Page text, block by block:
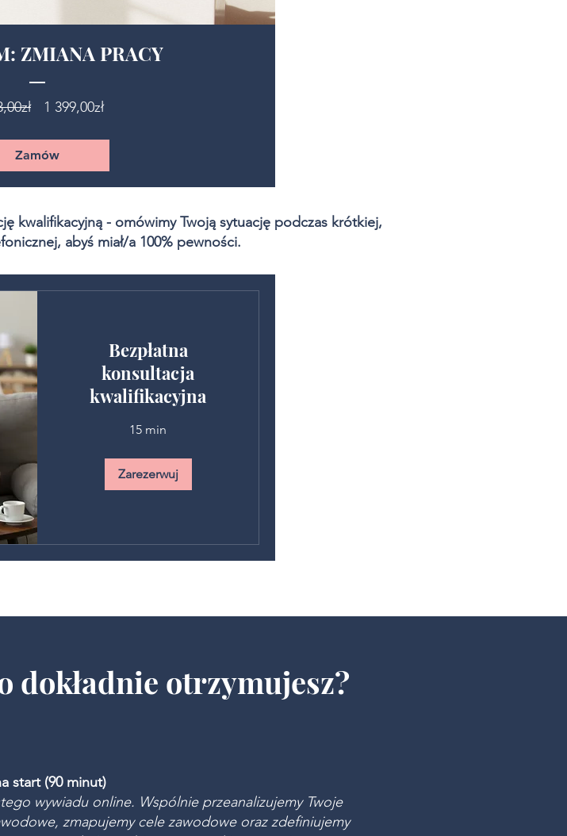
ZMIANA PRACY
Regularna
1 399,00złCena
Zamów
kwalifikacyjną - omówimy Twoją sytuację podczas krótkiej,
abyś miał/a 100% pewności.
Bezpłatna
konsultacja
kwalifikacyjna
15 min
Zarezerwuj
dokładnie otrzymujesz?
start (90 minut)
wywiadu online. Wspólnie przeanalizujemy Twoje
zmapujemy cele zawodowe oraz zdefiniujemy